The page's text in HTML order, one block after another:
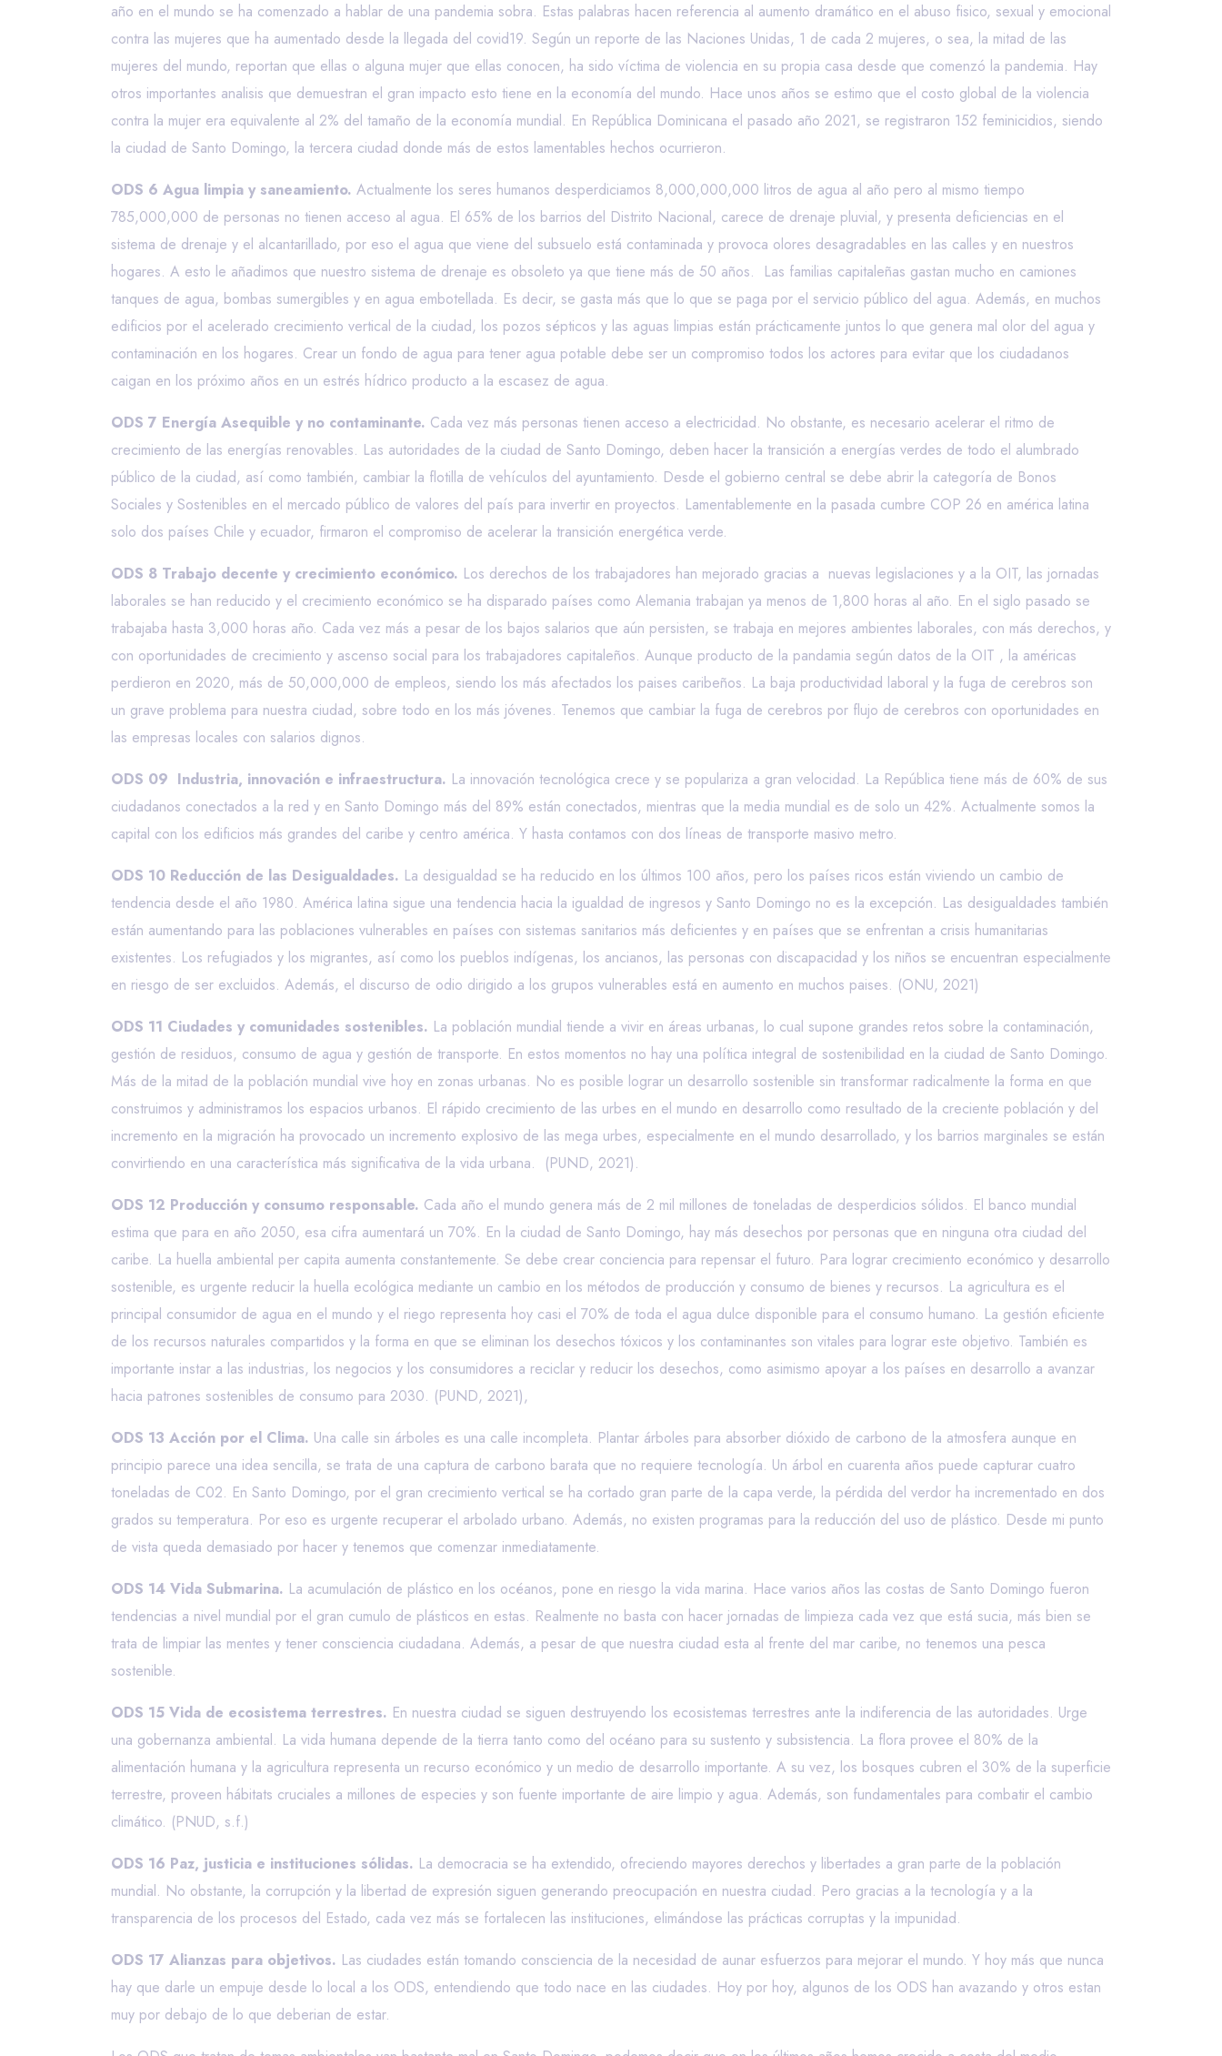
año en el mundo se ha comenzado a hablar de una pandemia sobra. Estas palabras hacen referencia al aumento dramático en el abuso fisico, sexual y emocional
contra las mujeres que ha aumentado desde la llegada del covid19. Según un reporte de las Naciones Unidas, 1 de cada 2 mujeres, o sea, la mitad de las
mujeres del mundo, reportan que ellas o alguna mujer que ellas conocen, ha sido víctima de violencia en su propia casa desde que comenzó la pandemia. Hay
otros importantes analisis que demuestran el gran impacto esto tiene en la economía del mundo. Hace unos años se estimo que el costo global de la violencia
contra la mujer era equivalente al 2% del tamaño de la economía mundial. En República Dominicana el pasado año 2021, se registraron 152 feminicidios, siendo
la ciudad de Santo Domingo, la tercera ciudad donde más de estos lamentables hechos ocurrieron.
ODS 6 Agua limpia y saneamiento. Actualmente los seres humanos desperdiciamos 8,000,000,000 litros de agua al año pero al mismo tiempo
785,000,000 de personas no tienen acceso al agua. El 65% de los barrios del Distrito Nacional, carece de drenaje pluvial, y presenta deficiencias en el
sistema de drenaje y el alcantarillado, por eso el agua que viene del subsuelo está contaminada y provoca olores desagradables en las calles y en nuestros
hogares. A esto le añadimos que nuestro sistema de drenaje es obsoleto ya que tiene más de 50 años. Las familias capitaleñas gastan mucho en camiones
tanques de agua, bombas sumergibles y en agua embotellada. Es decir, se gasta más que lo que se paga por el servicio público del agua. Además, en muchos
edificios por el acelerado crecimiento vertical de la ciudad, los pozos sépticos y las aguas limpias están prácticamente juntos lo que genera mal olor del agua y
contaminación en los hogares. Crear un fondo de agua para tener agua potable debe ser un compromiso todos los actores para evitar que los ciudadanos
caigan en los próximo años en un estrés hídrico producto a la escasez de agua.
ODS 7 Energía Asequible y no contaminante. Cada vez más personas tienen acceso a electricidad. No obstante, es necesario acelerar el ritmo de
crecimiento de las energías renovables. Las autoridades de la ciudad de Santo Domingo, deben hacer la transición a energías verdes de todo el alumbrado
público de la ciudad, así como también, cambiar la flotilla de vehículos del ayuntamiento. Desde el gobierno central se debe abrir la categoría de Bonos
Sociales y Sostenibles en el mercado público de valores del país para invertir en proyectos. Lamentablemente en la pasada cumbre COP 26 en américa latina
solo dos países Chile y ecuador, firmaron el compromiso de acelerar la transición energética verde.
ODS 8 Trabajo decente y crecimiento económico. Los derechos de los trabajadores han mejorado gracias a nuevas legislaciones y a la OIT, las jornadas
laborales se han reducido y el crecimiento económico se ha disparado países como Alemania trabajan ya menos de 1,800 horas al año. En el siglo pasado se
trabajaba hasta 3,000 horas año. Cada vez más a pesar de los bajos salarios que aún persisten, se trabaja en mejores ambientes laborales, con más derechos, y
con oportunidades de crecimiento y ascenso social para los trabajadores capitaleños. Aunque producto de la pandamia según datos de la OIT , la américas
perdieron en 2020, más de 50,000,000 de empleos, siendo los más afectados los paises caribeños. La baja productividad laboral y la fuga de cerebros son
un grave problema para nuestra ciudad, sobre todo en los más jóvenes. Tenemos que cambiar la fuga de cerebros por flujo de cerebros con oportunidades en
las empresas locales con salarios dignos.
ODS 09 Industria, innovación e infraestructura. La innovación tecnológica crece y se populariza a gran velocidad. La República tiene más de 60% de sus
ciudadanos conectados a la red y en Santo Domingo más del 89% están conectados, mientras que la media mundial es de solo un 42%. Actualmente somos la
capital con los edificios más grandes del caribe y centro américa. Y hasta contamos con dos líneas de transporte masivo metro.
ODS 10 Reducción de las Desigualdades. La desigualdad se ha reducido en los últimos 100 años, pero los países ricos están viviendo un cambio de
tendencia desde el año 1980. América latina sigue una tendencia hacia la igualdad de ingresos y Santo Domingo no es la excepción. Las desigualdades también
están aumentando para las poblaciones vulnerables en países con sistemas sanitarios más deficientes y en países que se enfrentan a crisis humanitarias
existentes. Los refugiados y los migrantes, así como los pueblos indígenas, los ancianos, las personas con discapacidad y los niños se encuentran especialmente
en riesgo de ser excluidos. Además, el discurso de odio dirigido a los grupos vulnerables está en aumento en muchos paises. (ONU, 2021)
ODS 11 Ciudades y comunidades sostenibles. La población mundial tiende a vivir en áreas urbanas, lo cual supone grandes retos sobre la contaminación,
gestión de residuos, consumo de agua y gestión de transporte. En estos momentos no hay una política integral de sostenibilidad en la ciudad de Santo Domingo.
Más de la mitad de la población mundial vive hoy en zonas urbanas. No es posible lograr un desarrollo sostenible sin transformar radicalmente la forma en que
construimos y administramos los espacios urbanos. El rápido crecimiento de las urbes en el mundo en desarrollo como resultado de la creciente población y del
incremento en la migración ha provocado un incremento explosivo de las mega urbes, especialmente en el mundo desarrollado, y los barrios marginales se están
convirtiendo en una característica más significativa de la vida urbana. (PUND, 2021).
ODS 12 Producción y consumo responsable. Cada año el mundo genera más de 2 mil millones de toneladas de desperdicios sólidos. El banco mundial
estima que para en año 2050, esa cifra aumentará un 70%. En la ciudad de Santo Domingo, hay más desechos por personas que en ninguna otra ciudad del
caribe. La huella ambiental per capita aumenta constantemente. Se debe crear conciencia para repensar el futuro. Para lograr crecimiento económico y desarrollo
sostenible, es urgente reducir la huella ecológica mediante un cambio en los métodos de producción y consumo de bienes y recursos. La agricultura es el
principal consumidor de agua en el mundo y el riego representa hoy casi el 70% de toda el agua dulce disponible para el consumo humano. La gestión eficiente
de los recursos naturales compartidos y la forma en que se eliminan los desechos tóxicos y los contaminantes son vitales para lograr este objetivo. También es
importante instar a las industrias, los negocios y los consumidores a reciclar y reducir los desechos, como asimismo apoyar a los países en desarrollo a avanzar
hacia patrones sostenibles de consumo para 2030. (PUND, 2021),
ODS 13 Acción por el Clima. Una calle sin árboles es una calle incompleta. Plantar árboles para absorber dióxido de carbono de la atmosfera aunque en
principio parece una idea sencilla, se trata de una captura de carbono barata que no requiere tecnología. Un árbol en cuarenta años puede capturar cuatro
toneladas de C02. En Santo Domingo, por el gran crecimiento vertical se ha cortado gran parte de la capa verde, la pérdida del verdor ha incrementado en dos
grados su temperatura. Por eso es urgente recuperar el arbolado urbano. Además, no existen programas para la reducción del uso de plástico. Desde mi punto
de vista queda demasiado por hacer y tenemos que comenzar inmediatamente.
ODS 14 Vida Submarina. La acumulación de plástico en los océanos, pone en riesgo la vida marina. Hace varios años las costas de Santo Domingo fueron
tendencias a nivel mundial por el gran cumulo de plásticos en estas. Realmente no basta con hacer jornadas de limpieza cada vez que está sucia, más bien se
trata de limpiar las mentes y tener consciencia ciudadana. Además, a pesar de que nuestra ciudad esta al frente del mar caribe, no tenemos una pesca
sostenible.
ODS 15 Vida de ecosistema terrestres. En nuestra ciudad se siguen destruyendo los ecosistemas terrestres ante la indiferencia de las autoridades. Urge
una gobernanza ambiental. La vida humana depende de la tierra tanto como del océano para su sustento y subsistencia. La flora provee el 80% de la
alimentación humana y la agricultura representa un recurso económico y un medio de desarrollo importante. A su vez, los bosques cubren el 30% de la superficie
terrestre, proveen hábitats cruciales a millones de especies y son fuente importante de aire limpio y agua. Además, son fundamentales para combatir el cambio
climático. (PNUD, s.f.)
ODS 16 Paz, justicia e instituciones sólidas. La democracia se ha extendido, ofreciendo mayores derechos y libertades a gran parte de la población
mundial. No obstante, la corrupción y la libertad de expresión siguen generando preocupación en nuestra ciudad. Pero gracias a la tecnología y a la
transparencia de los procesos del Estado, cada vez más se fortalecen las instituciones, elimándose las prácticas corruptas y la impunidad.
ODS 17 Alianzas para objetivos. Las ciudades están tomando consciencia de la necesidad de aunar esfuerzos para mejorar el mundo. Y hoy más que nunca
hay que darle un empuje desde lo local a los ODS, entendiendo que todo nace en las ciudades. Hoy por hoy, algunos de los ODS han avazando y otros estan
muy por debajo de lo que deberian de estar.